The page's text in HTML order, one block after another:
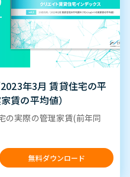
年3月 賃貸住宅の平
賃の平均値）
の実際の管理家賃(前年同
無料ダウンロード